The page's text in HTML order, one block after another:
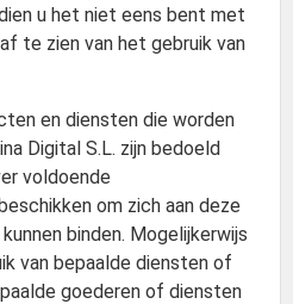
u het niet eens bent met
te zien van het gebruik van
en diensten die worden
Digital S.L. zijn bedoeld
voldoende
om zich aan deze
binden. Mogelijkerwijs
van bepaalde diensten of
goederen of diensten